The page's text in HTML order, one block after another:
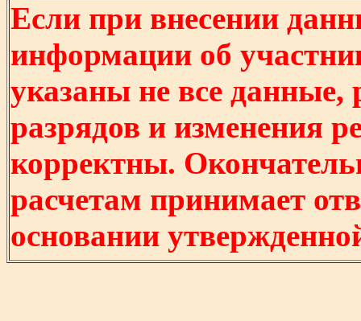
Если при внесении
информации об
указаны не все
разрядов и изменения
корректны.
расчетам принимает
основании